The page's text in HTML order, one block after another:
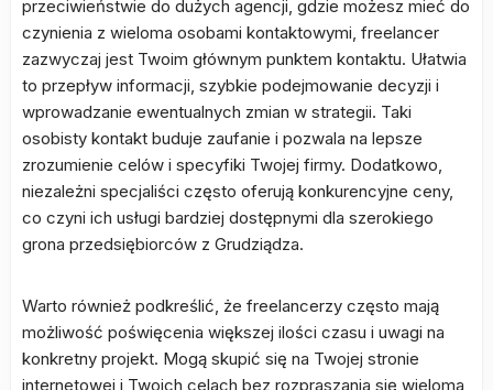
przeciwieństwie do dużych agencji, gdzie możesz mieć do
czynienia z wieloma osobami kontaktowymi, freelancer
zazwyczaj jest Twoim głównym punktem kontaktu. Ułatwia
to przepływ informacji, szybkie podejmowanie decyzji i
wprowadzanie ewentualnych zmian w strategii. Taki
osobisty kontakt buduje zaufanie i pozwala na lepsze
zrozumienie celów i specyfiki Twojej firmy. Dodatkowo,
niezależni specjaliści często oferują konkurencyjne ceny,
co czyni ich usługi bardziej dostępnymi dla szerokiego
grona przedsiębiorców z Grudziądza.
Warto również podkreślić, że freelancerzy często mają
możliwość poświęcenia większej ilości czasu i uwagi na
konkretny projekt. Mogą skupić się na Twojej stronie
internetowej i Twoich celach bez rozpraszania się wieloma